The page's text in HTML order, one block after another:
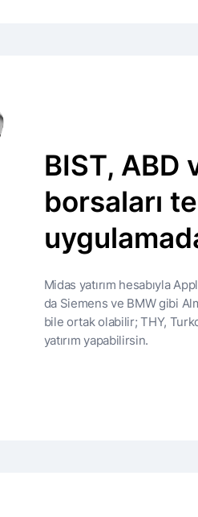
BIST, ABD
borsaları
Midas yatırım hesabıyla
da Siemens ve BMW gibi
bile ortak olabilir; THY,
yatırım yapabilirsin.